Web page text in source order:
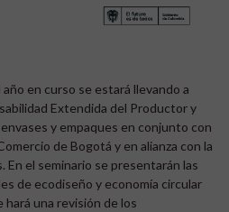
en curso se estará llevando a
Extendida del Productor y
y empaques en conjunto con
de Bogotá y en alianza con la
el seminario se presentarán las
de ecodiseño y economía circular
hará una revisión de los